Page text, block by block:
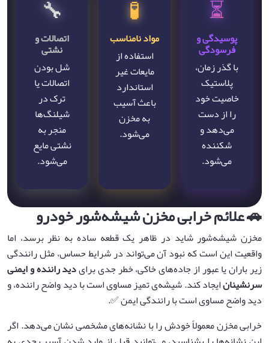
⏳
پوسیدگی و
فرسودگی
با گذر زمان،
پلاستیک
خاصیت خود
را از دست
می‌دهد و
شکننده
می‌شود.
🧪
مواد نامناسب
استفاده از
مایعات غیر
استاندارد
باعث آسیب
به مخزن
می‌شود.
🔧
اتصالات و
نشتی
شل بودن
اتصالات یا
ترک در
شیلنگ‌ها
منجر به
نشتی مایع
می‌شود.
🚗 علائم خرابی مخزن شیشه‌شور خودرو
مخزن شیشه‌شور شاید در ظاهر یک قطعه ساده به نظر برسد، اما
واقعیت این است که نبود آن می‌تواند در شرایط حساس، مثل رانندگی
زیر باران یا عبور از جاده‌های خاکی، خطر جدی برایدید راننده و ایمنی
سرنشینانایجاد کند. شیشه‌ی تمیز مساوی است با دید واضح راننده، و
دید واضح مساوی است با رانندگی ایمن ✅.
خرابی مخزن معمولاً خودش را با نشانه‌های مشخصی نشان می‌دهد. اگر